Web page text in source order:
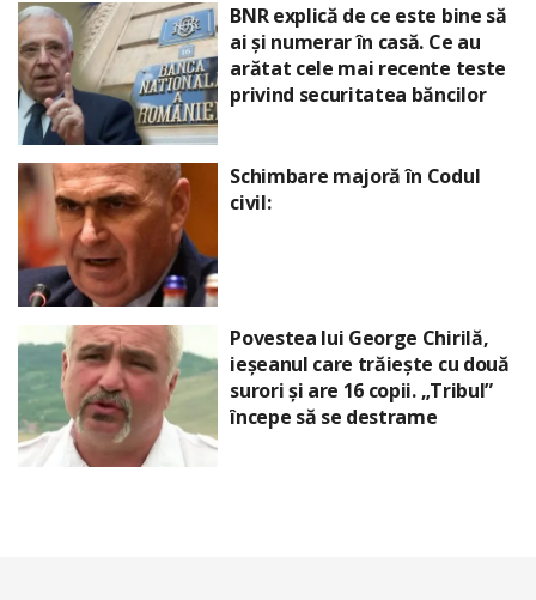
BNR explică de ce este bine să
ai și numerar în casă. Ce au
arătat cele mai recente teste
privind securitatea băncilor
Schimbare majoră în Codul
civil:
Povestea lui George Chirilă,
ieșeanul care trăiește cu două
surori și are 16 copii. „Tribul”
începe să se destrame